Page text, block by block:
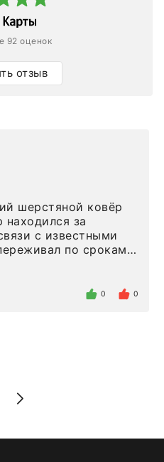
92 оценок
отзыв
шерстяной ковёр
находился за
с известными
по срокам.
ровно в
время, без
похвал. Выглядит
0 0